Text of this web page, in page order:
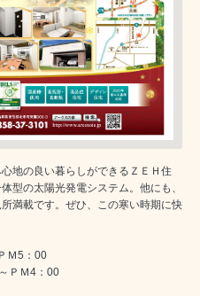
地の良い暮らしができるＺＥＨ住
型の太陽光発電システム。他にも、
満載です。ぜひ、この寒い時期に快
Ｍ5：00
Ｍ4：00